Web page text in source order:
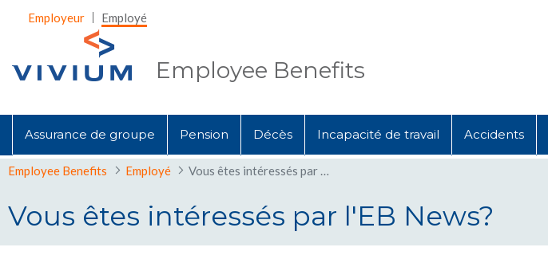
Saut au contenu principal
Employeur Employé
Employee Benefits
Assurance de groupe Pension Décès Incapacité de travail Accidents
Employee Benefits Employé Vous êtes intéressés par l'EB News?
Vous êtes intéressés par l'EB News?